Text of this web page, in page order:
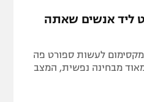
ליד אנשים שאתה
מקסימום לעשות ספורט פה
מבחינה נפשית, המצב